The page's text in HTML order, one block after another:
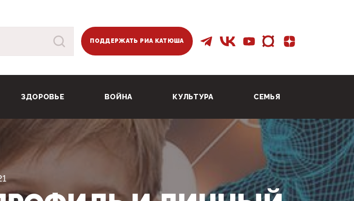
ПОДДЕРЖАТЬ РИА КАТЮША
ЗДОРОВЬЕ ВОЙНА КУЛЬТУРА СЕМЬЯ